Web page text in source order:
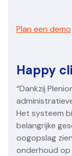
Plan een demo
Happy
“Dankzij
Het systeem
belangrijke
oogopslag
onderhoud op